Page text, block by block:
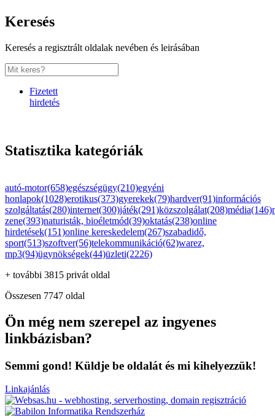
Keresés
Keresés a regisztrált oldalak nevében és leirásában
Fizetett
hirdetés
Statisztika kategóriák
autó-motor(658)egészségügy(210)egyéni
honlapok(1028)erotikus(373)gyerekek(79)hardver(91)információs
szolgáltatás(280)internet(300)játék(291)közszolgálat(208)média(146)
zene(393)naturisták, bioéletmód(39)oktatás(238)online
hirdetések(151)online kereskedelem(267)szabadidő,
sport(513)szoftver(56)telekommunikáció(62)warez,
mp3(94)ügynökségek(44)üzleti(2226)
+ további 3815 privát oldal
Összesen 7747 oldal
Ön még nem szerepel az ingyenes
linkbázisban?
Semmi gond! Küldje be oldalát és mi kihelyezzük!
Linkajánlás